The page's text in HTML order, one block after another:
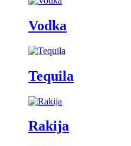
Vodka
Tequila
Rakija